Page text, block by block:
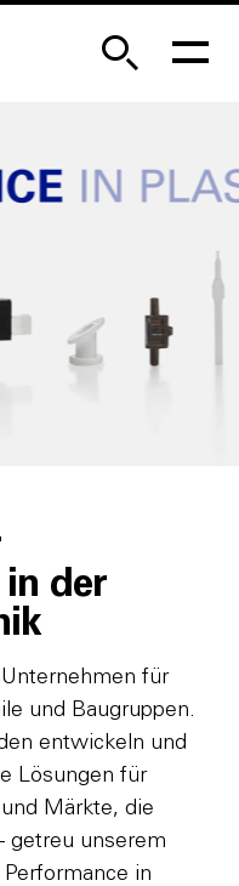
in der
für
und Baugruppen.
entwickeln und
Lösungen für
Märkte, die
getreu unserem
in